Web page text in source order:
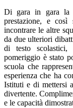
Di gara in gara la
prestazione, e
incontrare le altre
da due ulteriori
di testo
pomeriggio è stato
scuola che
esperienza che ha
Istituti e di mettersi
divertente.
e le capacità